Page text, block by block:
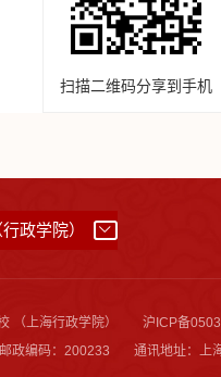
扫描二维码分享到手机
政学院）
（上海行政学院） 沪ICP备
邮政编码：200233
通讯地址：上